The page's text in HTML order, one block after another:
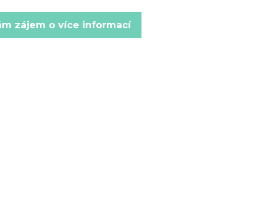
zájem o více informací